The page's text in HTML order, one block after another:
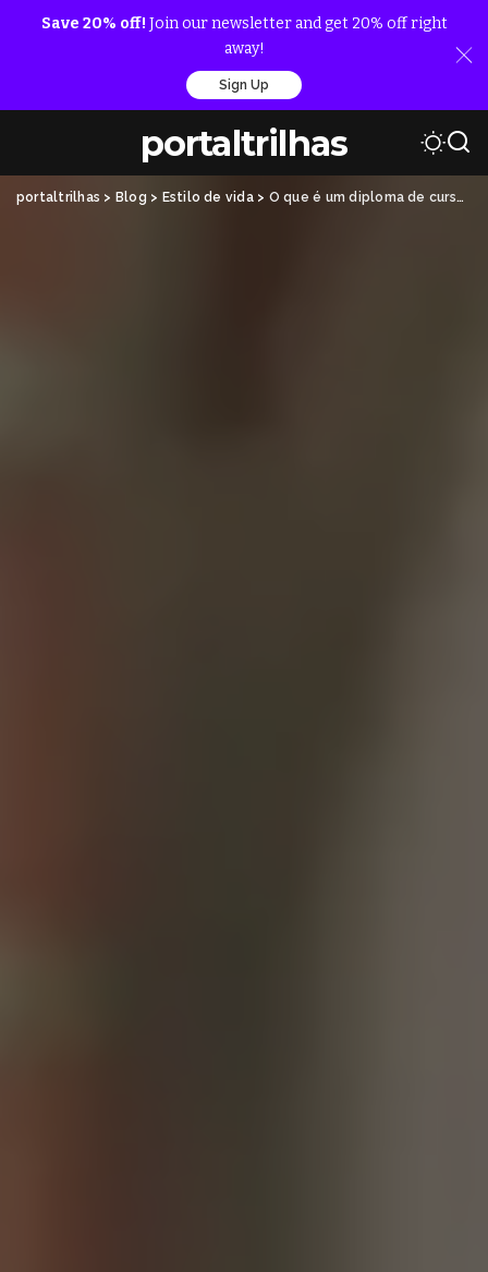
Save 20% off! Join our newsletter and get 20% off right
away!
Sign Up
portaltrilhas
portaltrilhas > Blog > Estilo de vida> O que é um diploma de curso superior?